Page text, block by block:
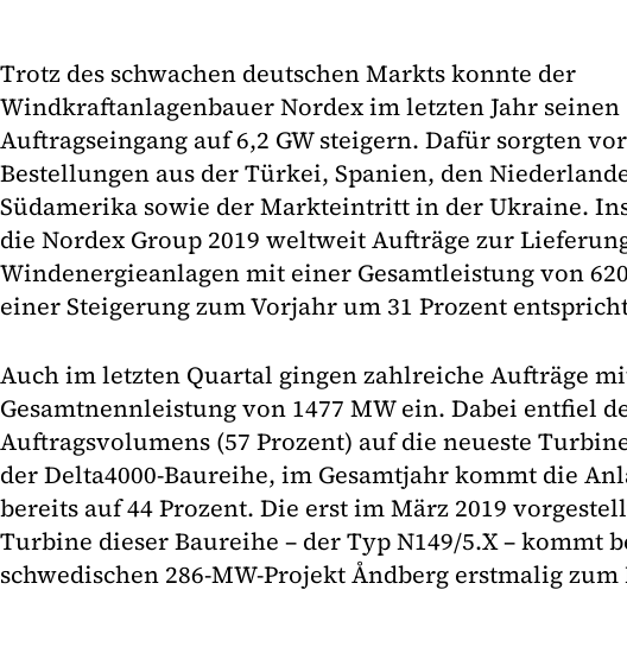
Trotz des schwachen deutschen Markts konnte der
Windkraftanlagenbauer Nordex im letzten Jahr seinen
Auftragseingang auf 6,2 GW steigern. Dafür sorgten
Bestellungen aus der Türkei, Spanien, den
Südamerika sowie der Markteintritt in der Ukraine.
die Nordex Group 2019 weltweit Aufträge zur
Windenergieanlagen mit einer Gesamtleistung von
einer Steigerung zum Vorjahr um 31 Prozent
Auch im letzten Quartal gingen zahlreiche Aufträge
Gesamtnennleistung von 1477 MW ein. Dabei entfiel
Auftragsvolumens (57 Prozent) auf die neueste
der Delta4000-Baureihe, im Gesamtjahr kommt die
bereits auf 44 Prozent. Die erst im März 2019
Turbine dieser Baureihe – der Typ N149/5.X – kommt
schwedischen 286-MW-Projekt Åndberg erstmalig zum